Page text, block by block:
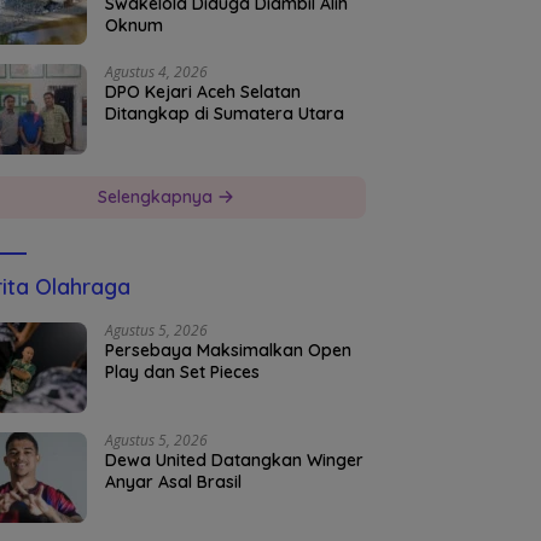
Oknum
Agustus 4, 2026
DPO Kejari Aceh Selatan
Ditangkap di Sumatera Utara
Selengkapnya
Olahraga
Agustus 5, 2026
Persebaya Maksimalkan Open
Play dan Set Pieces
Agustus 5, 2026
Dewa United Datangkan Winger
Anyar Asal Brasil